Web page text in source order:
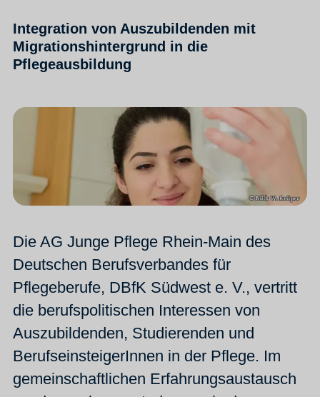
Integration von Auszubildenden mit
Migrationshintergrund in die
Pflegeausbildung
Die AG Junge Pflege Rhein-Main des
Deutschen Berufsverbandes für
Pflegeberufe, DBfK Südwest e. V., vertritt
die berufspolitischen Interessen von
Auszubildenden, Studierenden und
BerufseinsteigerInnen in der Pflege. Im
gemeinschaftlichen Erfahrungsaustausch